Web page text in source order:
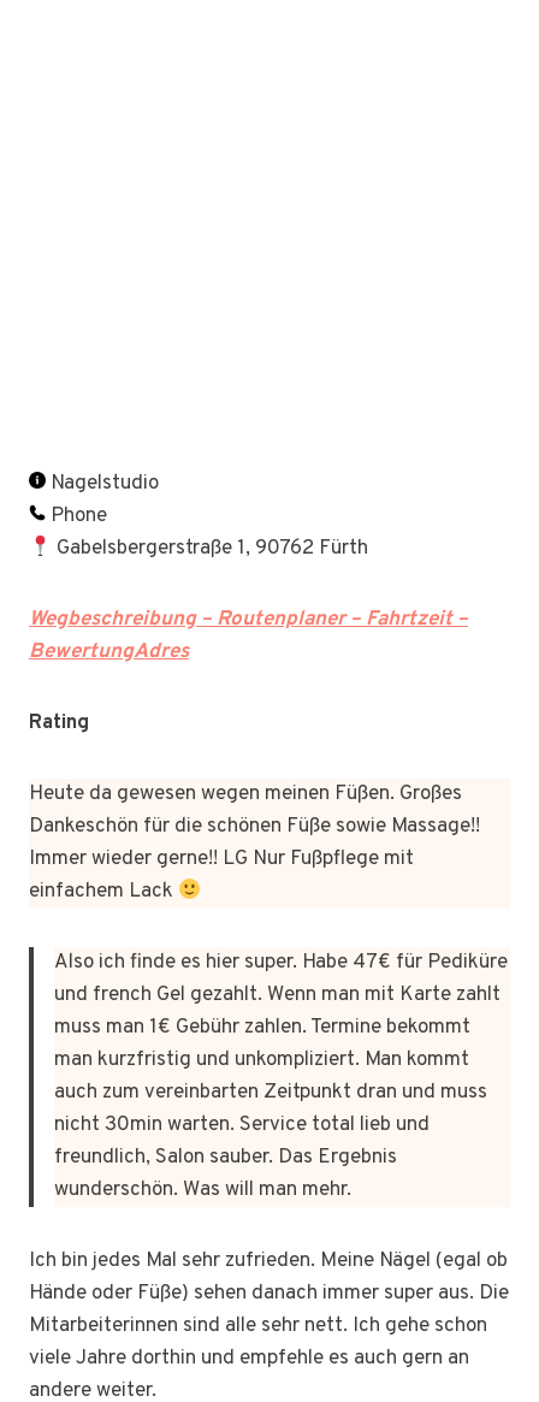
Nagelstudio
Phone
Gabelsbergerstraße 1, 90762 Fürth
Wegbeschreibung – Routenplaner – Fahrtzeit –
BewertungAdres
Rating
Heute da gewesen wegen meinen Füßen. Großes
Dankeschön für die schönen Füße sowie Massage!!
Immer wieder gerne!! LG Nur Fußpflege mit
einfachem Lack
Also ich finde es hier super. Habe 47€ für Pediküre
und french Gel gezahlt. Wenn man mit Karte zahlt
muss man 1€ Gebühr zahlen. Termine bekommt
man kurzfristig und unkompliziert. Man kommt
auch zum vereinbarten Zeitpunkt dran und muss
nicht 30min warten. Service total lieb und
freundlich, Salon sauber. Das Ergebnis
wunderschön. Was will man mehr.
Ich bin jedes Mal sehr zufrieden. Meine Nägel (egal ob
Hände oder Füße) sehen danach immer super aus. Die
Mitarbeiterinnen sind alle sehr nett. Ich gehe schon
viele Jahre dorthin und empfehle es auch gern an
andere weiter.